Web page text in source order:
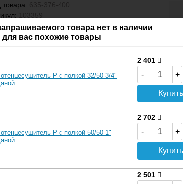
товара:
Двин
товара нет в наличии
вас похожие товары
P с полкой 32/50 3/4"
2 401
- +
Купить
P с полкой 50/50 1"
2 702
- +
Купить
2 501